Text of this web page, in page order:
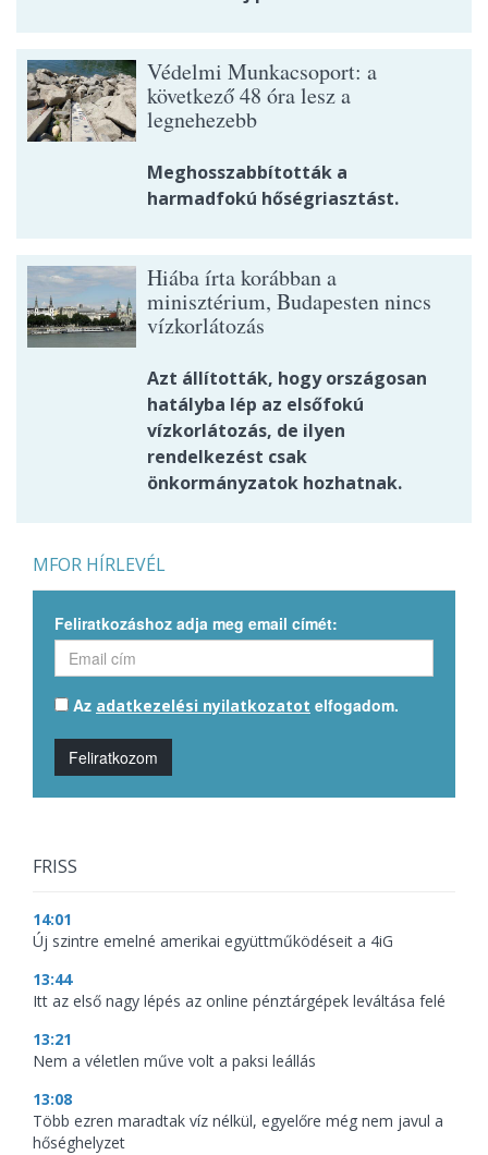
Védelmi Munkacsoport: a
következő 48 óra lesz a
legnehezebb
Meghosszabbították a
harmadfokú hőségriasztást.
Hiába írta korábban a
minisztérium, Budapesten nincs
vízkorlátozás
Azt állították, hogy országosan
hatályba lép az elsőfokú
vízkorlátozás, de ilyen
rendelkezést csak
önkormányzatok hozhatnak.
MFOR HÍRLEVÉL
Feliratkozáshoz adja meg email címét:
Az adatkezelési nyilatkozatot elfogadom.
Feliratkozom
FRISS
14:01
Új szintre emelné amerikai együttműködéseit a 4iG
13:44
Itt az első nagy lépés az online pénztárgépek leváltása felé
13:21
Nem a véletlen műve volt a paksi leállás
13:08
Több ezren maradtak víz nélkül, egyelőre még nem javul a
hőséghelyzet